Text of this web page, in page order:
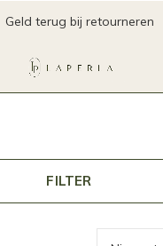
Geld terug bij retourneren
FILTER